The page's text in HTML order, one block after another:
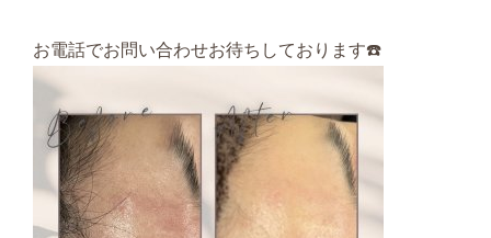
お電話でお問い合わせお待ちしております☎️